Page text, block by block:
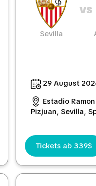
Sevilla
vs
29 August
Estadio
Pizjuan, Sevilla,
Tickets ab 339$